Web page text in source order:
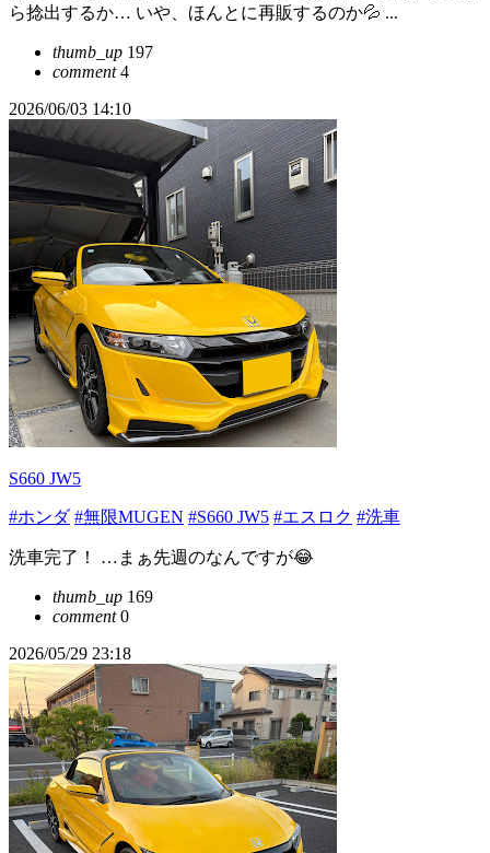
ら捻出するか… いや、ほんとに再販するのか💦 ...
thumb_up 197
comment4
2026/06/03 14:10
S660 JW5
#ホンダ #無限MUGEN #S660 JW5 #エスロク #洗車
洗車完了！ …まぁ先週のなんですが😂
thumb_up 169
comment0
2026/05/29 23:18